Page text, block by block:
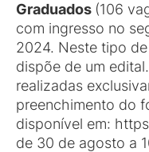
Graduados (106
com ingresso no
2024. Neste tipo
dispõe de um
realizadas
preenchimento do
disponível em:
de 30 de agosto a